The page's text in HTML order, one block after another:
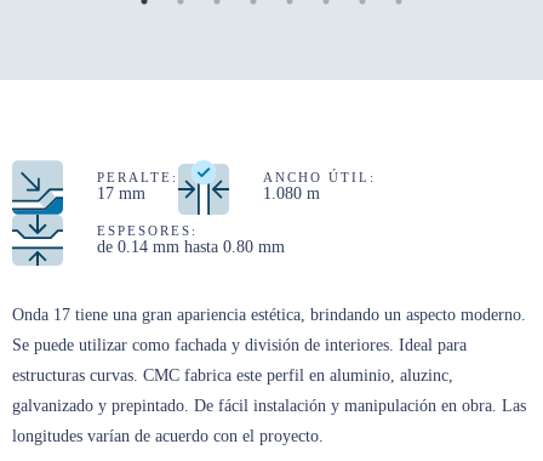
PERALTE:
17 mm
ANCHO ÚTIL:
1.080 m
ESPESORES:
de 0.14 mm hasta 0.80 mm
Onda 17 tiene una gran apariencia estética, brindando un aspecto moderno.
Se puede utilizar como fachada y división de interiores. Ideal para
estructuras curvas. CMC fabrica este perfil en aluminio, aluzinc,
galvanizado y prepintado. De fácil instalación y manipulación en obra. Las
longitudes varían de acuerdo con el proyecto.